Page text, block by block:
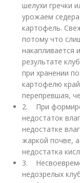
шелухи гречки
урожаем
картофель.
потому что
накапливается
результате
при хранении
картофелю
перепревшая,
2. При
недостаток
недостатке
жаркой почве,
недостатка
3.
недозрелых